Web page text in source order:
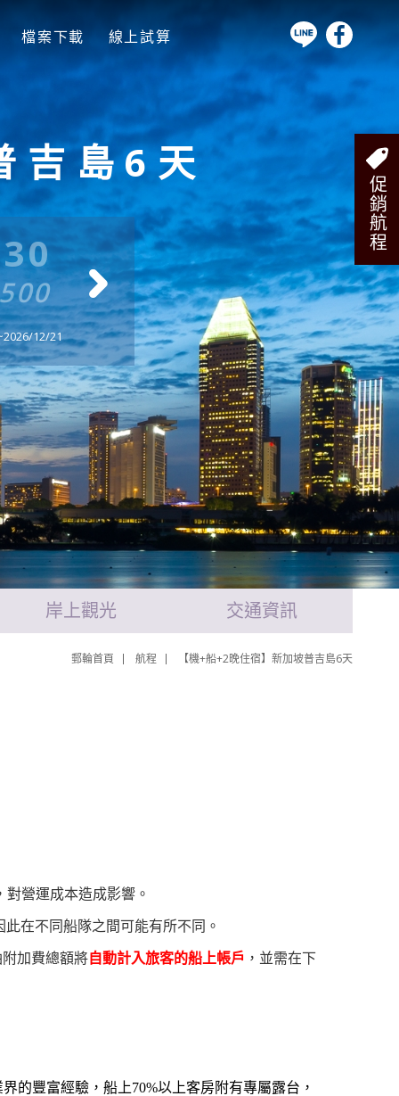
檔案下載 線上試算
吉島6天
12/7
$ 34500
12/
$
12/21
岸上觀光 交通資訊
郵輪首頁 航程 【機+船+2晚住宿】新加坡普吉島6天
營運成本造成影響。
在不同船隊之間可能有所不同。
加費總額將自動計入旅客的船上帳戶 ，並需在下
的豐富經驗，船上70%以上客房附有專屬露台，
促銷航程